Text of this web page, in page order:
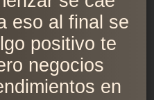
eso al final se
positivo te
negocios
en